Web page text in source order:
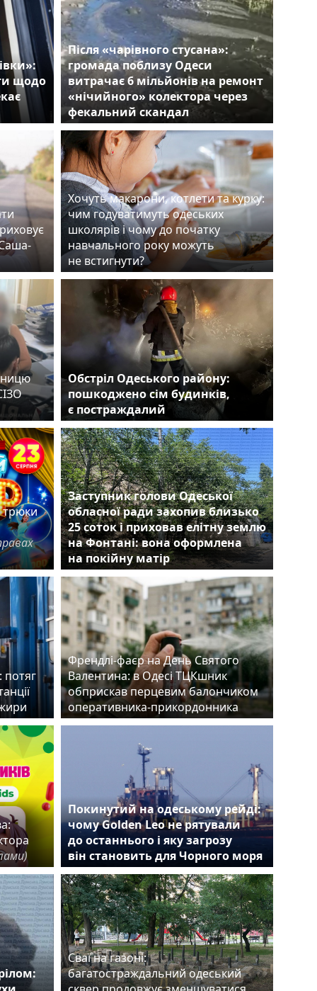
щодо
Після «чарівного стусана»:
громада поблизу Одеси
витрачає 6 мільйонів на ремонт
«нічийного» колектора через
фекальний скандал
Хочуть макарони, котлети та курку:
чим годуватимуть одеських
школярів і чому до початку
навчального року можуть
не встигнути?
Обстріл Одеського району:
пошкоджено сім будинків,
є постраждалий
трюки
Заступник голови Одеської
обласної ради захопив близько
25 соток і приховав елітну землю
на Фонтані: вона оформлена
на покійну матір
потяг
Френдлі-фаєр на День Святого
Валентина: в Одесі ТЦКшник
обприскав перцевим балончиком
оперативника-прикордонника
Покинутий на одеському рейді:
чому Golden Leo не рятували
до останнього і яку загрозу
він становить для Чорного моря
Сваї на газоні:
багатостраждальний одеський